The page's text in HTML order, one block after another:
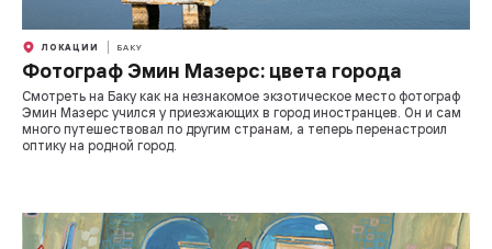
ЛОКАЦИИ БАКУ
Фотограф Эмин Мазерс: цвета города
Смотреть на Баку как на незнакомое экзотическое место фотограф
Эмин Мазерс учился у приезжающих в город иностранцев. Он и сам
много путешествовал по другим странам, а теперь перенастроил
оптику на родной город.